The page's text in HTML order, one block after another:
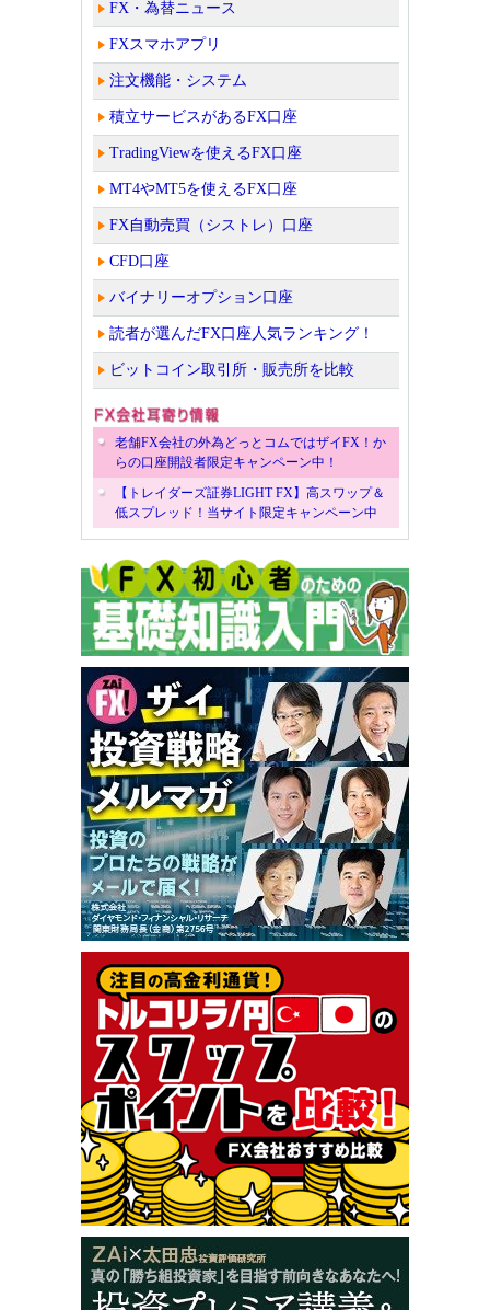
FX・為替ニュース
FXスマホアプリ
注文機能・システム
積立サービスがあるFX口座
TradingViewを使えるFX口座
MT4やMT5を使えるFX口座
FX自動売買（シストレ）口座
CFD口座
バイナリーオプション口座
読者が選んだFX口座人気ランキング！
ビットコイン取引所・販売所を比較
老舗FX会社の外為どっとコムではザイFX！か
らの口座開設者限定キャンペーン中！
【トレイダーズ証券LIGHT FX】高スワップ＆
低スプレッド！当サイト限定キャンペーン中